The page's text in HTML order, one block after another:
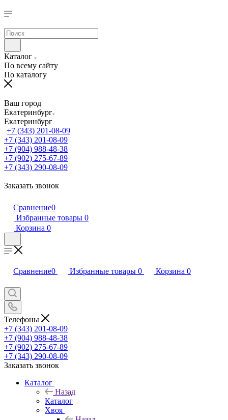
Каталог
По всему сайту
По каталогу
Ваш город
Екатеринбург
Екатеринбург
+7 (343) 201-08-09
+7 (343) 201-08-09
+7 (904) 988-48-38
+7 (902) 275-67-89
+7 (343) 290-08-09
Заказать звонок
Сравнение0
Избранные товары 0
Корзина 0
Сравнение0 Избранные товары 0 Корзина 0
Телефоны
+7 (343) 201-08-09
+7 (904) 988-48-38
+7 (902) 275-67-89
+7 (343) 290-08-09
Заказать звонок
Каталог
Назад
Каталог
Хвоя